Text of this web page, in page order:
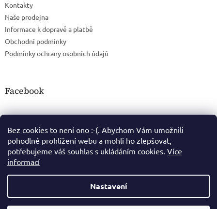
Bez cookies to není ono :-(. Abychom Vám umožnili
pohodlné prohlížení webu a mohli ho zlepšovat,
potřebujeme váš souhlas s ukládáním cookies. Více
informací
Nastavení
Kontakty
Naše prodejna
Informace k dopravě a platbě
Obchodní podmínky
Podmínky ochrany osobních údajů
Facebook
Vytvořil Shoptet